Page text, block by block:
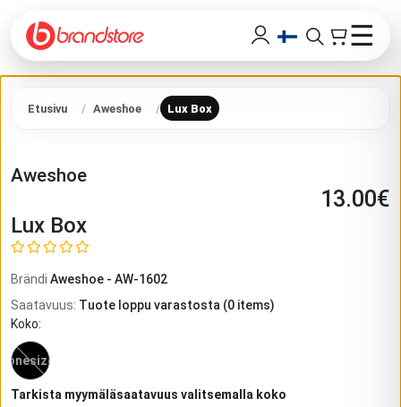
☰
Etusivu Aweshoe Lux Box
Aweshoe
13.00€
Lux Box
Brändi Aweshoe - AW-1602
Saatavuus: Tuote loppu varastosta (0 items)
Koko:
onesize
Tarkista myymäläsaatavuus valitsemalla koko